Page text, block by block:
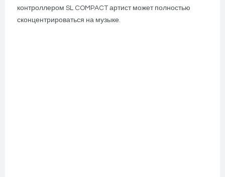
контроллером SL COMPACT артист может полностью
сконцентрироваться на музыке.